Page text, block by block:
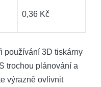
0,36 Kč
používání 3D tiskárny
trochou plánování a
výrazně ovlivnit